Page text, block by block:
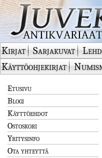
Kirjat Sarjakuvat
Käyttöohjekirjat
Etusivu
Blogi
Käyttöehdot
Ostoskori
Yritysinfo
Ota yhteyttä